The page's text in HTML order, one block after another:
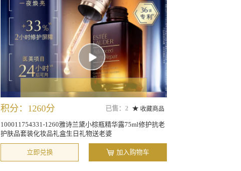
已售：2 收藏商品
积分：1260分
100011754331-1260雅诗兰黛小棕瓶精华露75ml修护抗老
护肤品套装化妆品礼盒生日礼物送老婆
立即兑换 加入购物车